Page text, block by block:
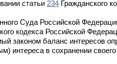
статьи 234 Гражданского
Суда Российской
кодекса Российской
законом баланс интересов
интереса в сохранении своего